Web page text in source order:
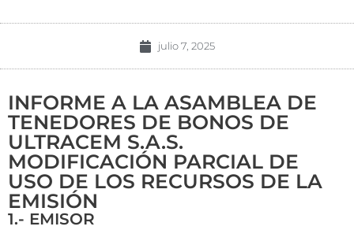
julio 7, 2025
INFORME A LA ASAMBLEA DE
TENEDORES DE BONOS DE
ULTRACEM S.A.S.
MODIFICACIÓN PARCIAL DE
USO DE LOS RECURSOS DE LA
EMISIÓN
1.- EMISOR